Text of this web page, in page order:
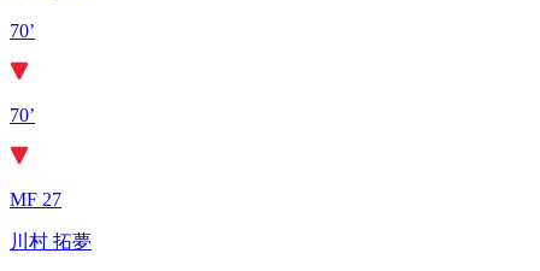
70’
70’
MF 27
川村 拓夢